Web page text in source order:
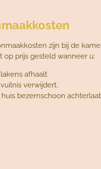
zijn bij de
op prijs gesteld wanneer u:
afhaalt
achterlaat